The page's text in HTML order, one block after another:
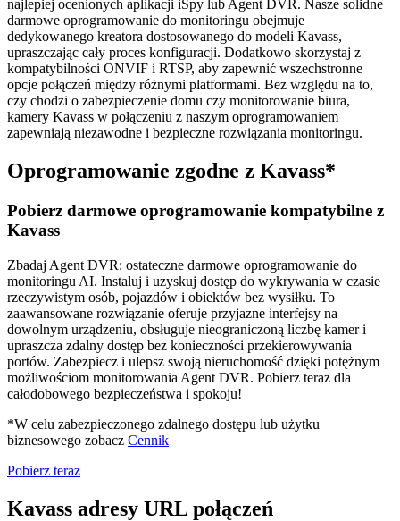
najlepiej ocenionych aplikacji iSpy lub Agent DVR. Nasze solidne
darmowe oprogramowanie do monitoringu obejmuje
dedykowanego kreatora dostosowanego do modeli Kavass,
upraszczając cały proces konfiguracji. Dodatkowo skorzystaj z
kompatybilności ONVIF i RTSP, aby zapewnić wszechstronne
opcje połączeń między różnymi platformami. Bez względu na to,
czy chodzi o zabezpieczenie domu czy monitorowanie biura,
kamery Kavass w połączeniu z naszym oprogramowaniem
zapewniają niezawodne i bezpieczne rozwiązania monitoringu.
Oprogramowanie zgodne z Kavass*
Pobierz darmowe oprogramowanie kompatybilne z
Kavass
Zbadaj Agent DVR: ostateczne darmowe oprogramowanie do
monitoringu AI. Instaluj i uzyskuj dostęp do wykrywania w czasie
rzeczywistym osób, pojazdów i obiektów bez wysiłku. To
zaawansowane rozwiązanie oferuje przyjazne interfejsy na
dowolnym urządzeniu, obsługuje nieograniczoną liczbę kamer i
upraszcza zdalny dostęp bez konieczności przekierowywania
portów. Zabezpiecz i ulepsz swoją nieruchomość dzięki potężnym
możliwościom monitorowania Agent DVR. Pobierz teraz dla
całodobowego bezpieczeństwa i spokoju!
*W celu zabezpieczonego zdalnego dostępu lub użytku
biznesowego zobacz Cennik
Pobierz teraz
Kavass adresy URL połączeń